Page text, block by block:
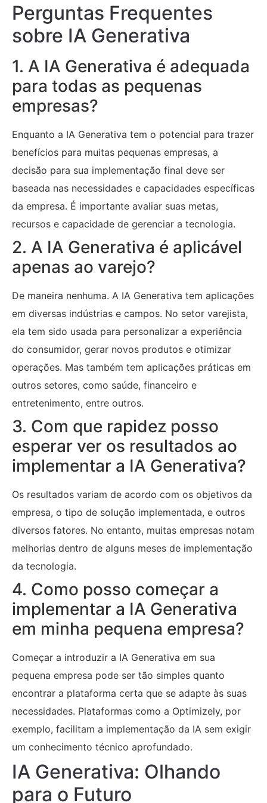
Perguntas Frequentes
sobre IA Generativa
1. A IA Generativa é adequada
para todas as pequenas
empresas?
Enquanto a IA Generativa tem o potencial para trazer
benefícios para muitas pequenas empresas, a
decisão para sua implementação final deve ser
baseada nas necessidades e capacidades específicas
da empresa. É importante avaliar suas metas,
recursos e capacidade de gerenciar a tecnologia.
2. A IA Generativa é aplicável
apenas ao varejo?
De maneira nenhuma. A IA Generativa tem aplicações
em diversas indústrias e campos. No setor varejista,
ela tem sido usada para personalizar a experiência
do consumidor, gerar novos produtos e otimizar
operações. Mas também tem aplicações práticas em
outros setores, como saúde, financeiro e
entretenimento, entre outros.
3. Com que rapidez posso
esperar ver os resultados ao
implementar a IA Generativa?
Os resultados variam de acordo com os objetivos da
empresa, o tipo de solução implementada, e outros
diversos fatores. No entanto, muitas empresas notam
melhorias dentro de alguns meses de implementação
da tecnologia.
4. Como posso começar a
implementar a IA Generativa
em minha pequena empresa?
Começar a introduzir a IA Generativa em sua
pequena empresa pode ser tão simples quanto
encontrar a plataforma certa que se adapte às suas
necessidades. Plataformas como a Optimizely, por
exemplo, facilitam a implementação da IA sem exigir
um conhecimento técnico aprofundado.
IA Generativa: Olhando
para o Futuro